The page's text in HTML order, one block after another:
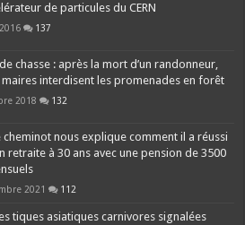
de particules du CERN
137
chasse : après la mort d’un randonneur,
interdisent les promenades en forêt
2018 132
cheminot nous explique comment il a réussi
retraite à 30 ans avec une pension de 3500
2021 112
tiques asiatiques carnivores signalées